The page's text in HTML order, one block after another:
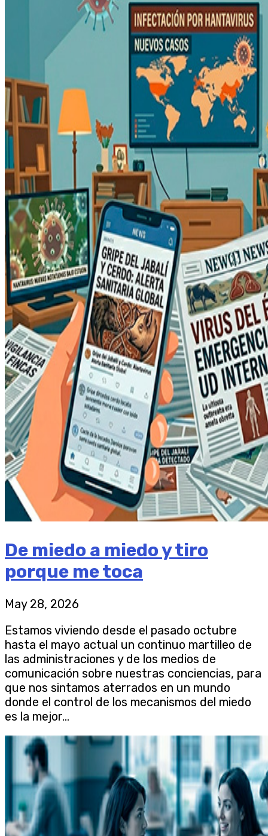
De miedo a miedo y tiro
porque me toca
May 28, 2026
Estamos viviendo desde el pasado octubre
hasta el mayo actual un continuo martilleo de
las administraciones y de los medios de
comunicación sobre nuestras conciencias, para
que nos sintamos aterrados en un mundo
donde el control de los mecanismos del miedo
es la mejor...